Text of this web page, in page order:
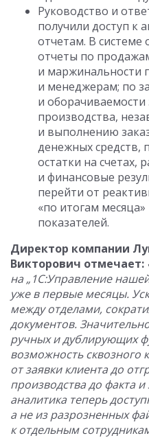
Руководство и
получили доступ к
отчетам. В
отчеты по
и маржинальности
и менеджерам; по
и оборачиваемости
производства,
и выполнению
денежных средств,
остатки на счетах,
и финансовые
перейти от
«по итогам
показателей.
Директор компании
Викторович отмечает:
на „1С:Управление
уже в первые месяцы.
между отделами,
документов.
ручных и дублирующих
возможность
от заявки клиента до
производства до факта и
аналитика теперь
а не из разрозненных
к отдельным